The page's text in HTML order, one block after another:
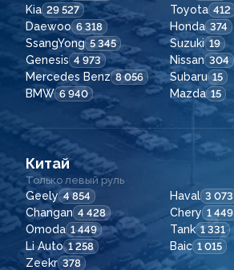
Kia 29 527 Toyota 412
Daewoo 6 318 Honda 374
SsangYong 5 345 Suzuki 19
Genesis 4 973 Nissan 304
Mercedes Benz 8 056 Subaru 15
BMW 6 940 Mazda 15
Китай
Только левый руль
Geely 4 854 Haval 3 073
Changan 4 428 Chery 1 449
Omoda 1 449 Tank 1 331
Li Auto 1 258 Baic 1 015
Zeekr 378